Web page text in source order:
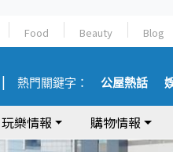
Food Beauty Blog
熱門關鍵字： 公屋熱話
玩樂情報 購物情報